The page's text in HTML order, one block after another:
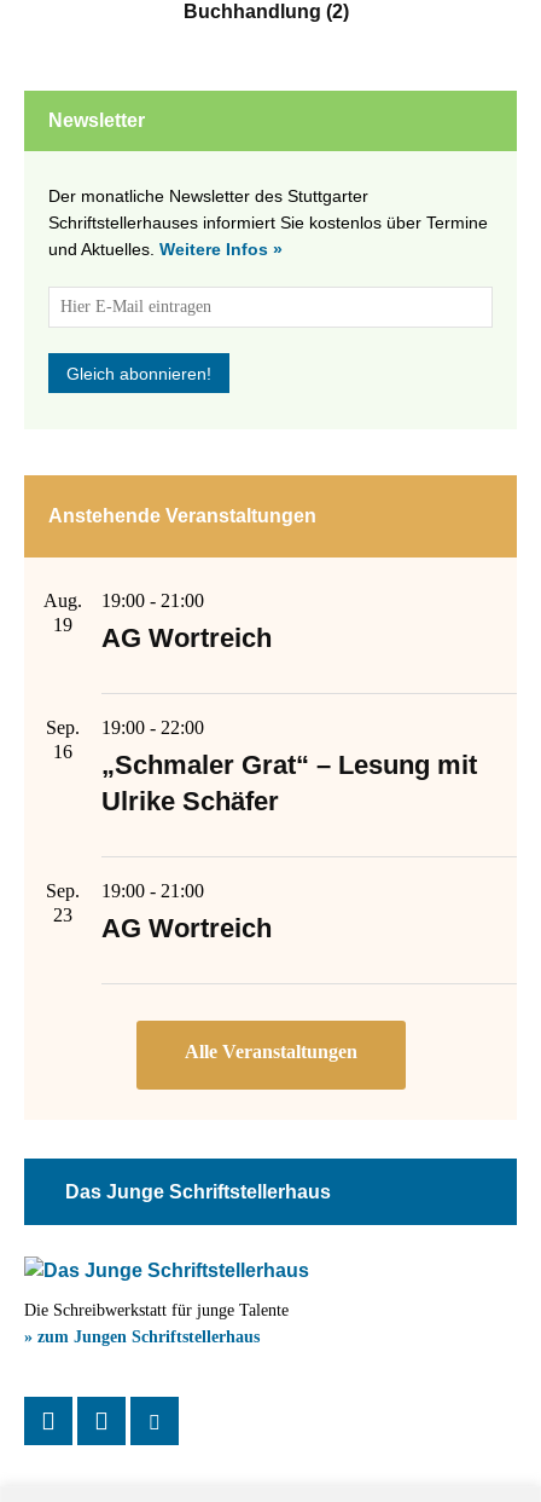
Buchhandlung (2)
Newsletter
Der monatliche Newsletter des Stuttgarter
Schriftstellerhauses informiert Sie kostenlos über Termine
und Aktuelles. Weitere Infos »
Anstehende Veranstaltungen
Aug.
19
19:00 - 21:00
AG Wortreich
Sep.
16
19:00 - 22:00
„Schmaler Grat“ – Lesung mit
Ulrike Schäfer
Sep.
23
19:00 - 21:00
AG Wortreich
Das Junge Schriftstellerhaus
Die Schreibwerkstatt für junge Talente
» zum Jungen Schriftstellerhaus